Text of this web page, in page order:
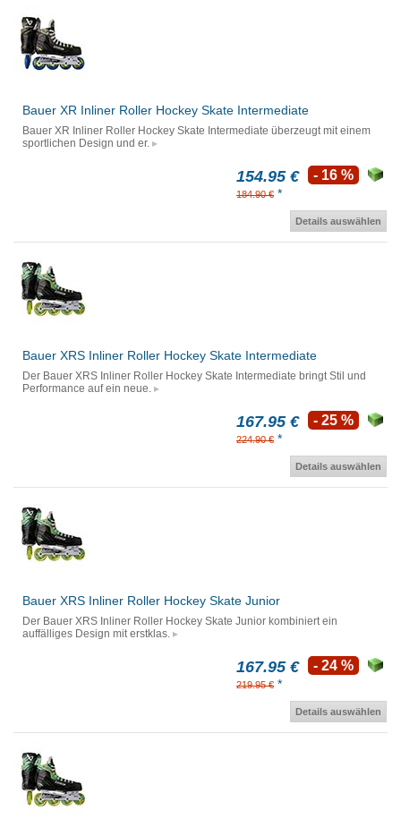
Bauer XR Inliner Roller Hockey Skate Intermediate
Bauer XR Inliner Roller Hockey Skate Intermediate überzeugt mit einem
sportlichen Design und er.
154.95 €
184.90 € *
- 16 %
Details auswählen
Bauer XRS Inliner Roller Hockey Skate Intermediate
Der Bauer XRS Inliner Roller Hockey Skate Intermediate bringt Stil und
Performance auf ein neue.
167.95 €
224.90 € *
- 25 %
Details auswählen
Bauer XRS Inliner Roller Hockey Skate Junior
Der Bauer XRS Inliner Roller Hockey Skate Junior kombiniert ein
auffälliges Design mit erstklas.
167.95 €
219.95 € *
- 24 %
Details auswählen